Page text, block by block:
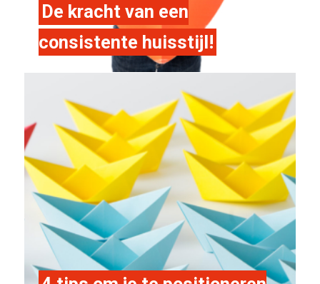
De kracht van een
consistente huisstijl!